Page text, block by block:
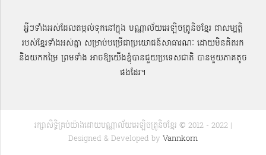
អ្វីៗទាំងអស់ដែលតម្កល់ទុកនៅក្នុង បណ្ណាល័យអេឡិចត្រូនិចខ្មែរ ជាសម្បតិ្ត
របស់ខ្មែរទាំងអស់គ្នា សម្រាប់បម្រើជាប្រយោជន៍សាធារណៈ ដោយមិនគិតរក
និងយកកម្រៃ ព្រមទាំង អាចឱ្យយើងខ្ញុំបានជួយប្រទេសជាតិ បានមួយភាគតូច
ផងដែរ។
រក្សាសិទ្ធិគ្រប់យ៉ាងដោយបណ្ណាល័យអេឡិចត្រូនិចខ្មែរ © 2012 - 2022 |
Designed & Developed by Vannkorn